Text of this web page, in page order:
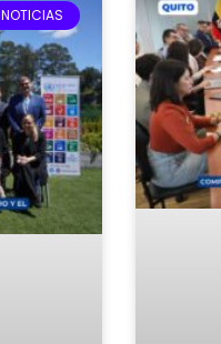
NOTICIAS